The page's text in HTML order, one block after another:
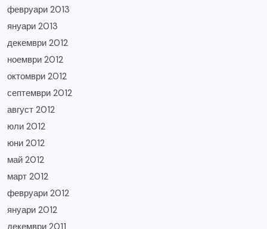
февруари 2013
януари 2013
декември 2012
ноември 2012
октомври 2012
септември 2012
август 2012
юли 2012
юни 2012
май 2012
март 2012
февруари 2012
януари 2012
декември 2011